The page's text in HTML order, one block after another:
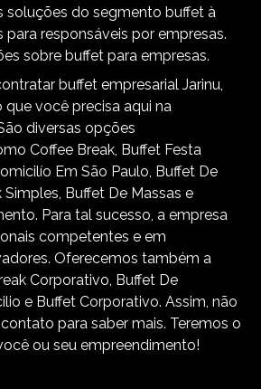
soluções do segmento buffet à
para responsáveis por empresas.
sobre buffet para empresas.
buffet empresarial Jarinu,
você precisa aqui na
diversas opções
Coffee Break, Buffet Festa
Em São Paulo, Buffet De
Simples, Buffet De Massas e
Para tal sucesso, a empresa
competentes e em
Oferecemos também a
Corporativo, Buffet De
e Buffet Corporativo. Assim, não
para saber mais. Teremos o
ou seu empreendimento!